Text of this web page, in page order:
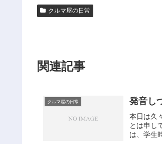
クルマ屋の日常
関連記事
クルマ屋の日常 発音し
本日は久
とは申し
は、学生